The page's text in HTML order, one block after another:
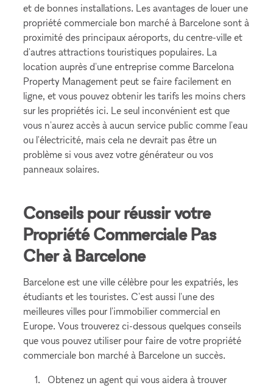
et de bonnes installations. Les avantages de louer une
propriété commerciale bon marché à Barcelone sont à
proximité des principaux aéroports, du centre-ville et
d'autres attractions touristiques populaires. La
location auprès d'une entreprise comme Barcelona
Property Management peut se faire facilement en
ligne, et vous pouvez obtenir les tarifs les moins chers
sur les propriétés ici. Le seul inconvénient est que
vous n'aurez accès à aucun service public comme l'eau
ou l'électricité, mais cela ne devrait pas être un
problème si vous avez votre générateur ou vos
panneaux solaires.
Conseils pour réussir votre
Propriété Commerciale Pas
Cher à Barcelone
Barcelone est une ville célèbre pour les expatriés, les
étudiants et les touristes. C'est aussi l'une des
meilleures villes pour l'immobilier commercial en
Europe. Vous trouverez ci-dessous quelques conseils
que vous pouvez utiliser pour faire de votre propriété
commerciale bon marché à Barcelone un succès.
Obtenez un agent qui vous aidera à trouver